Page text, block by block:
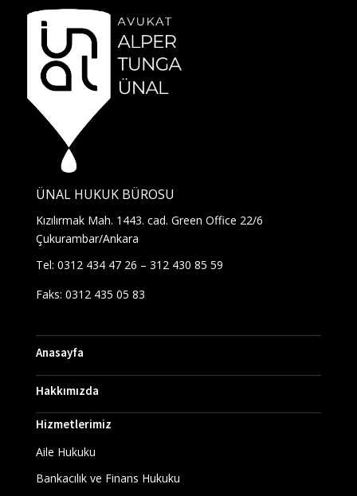
ÜNAL HUKUK BÜROSU
Kızılırmak Mah. 1443. cad. Green Office 22/6
Çukurambar/Ankara
Tel: 0312 434 47 26 – 312 430 85 59
Faks: 0312 435 05 83
Anasayfa
Hakkımızda
Hizmetlerimiz
Aile Hukuku
Bankacılık ve Finans Hukuku